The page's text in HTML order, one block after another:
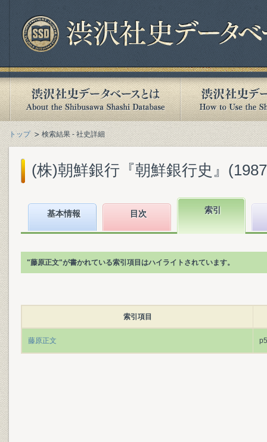
トップ 検索結果 - 社史詳細
(株)朝鮮銀行『朝鮮銀行史』
基本情報 目次 索引
"藤原正文"が書かれている索引項目はハイライトされています。
索引項目
藤原正文